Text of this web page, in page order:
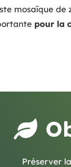
mosaïque de
pour la
Préserver